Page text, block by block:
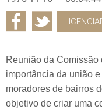
Reunião da Comissão
importância da união
moradores de bairros
objetivo de criar uma